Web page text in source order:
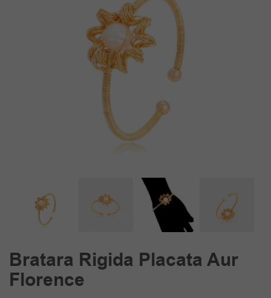
Bratara Rigida Placata Aur
Florence